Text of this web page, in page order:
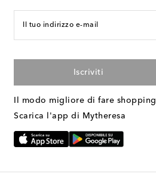
Il tuo indirizzo e-mail
Iscriviti
Il modo migliore di fare shopping
Scarica l'app di Mytheresa